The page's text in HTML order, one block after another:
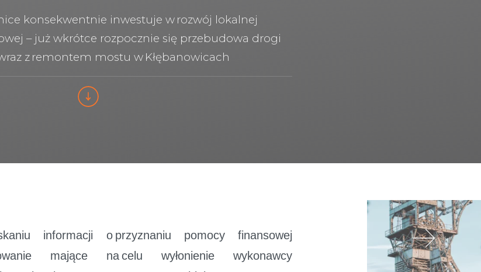
konsekwentnie inwestuje w rozwój lokalnej
– już wkrótce rozpocznie się przebudowa drogi
z remontem mostu w Kłębanowicach
informacji o przyznaniu pomocy finansowej
mające nacelu wyłonienie wykonawcy